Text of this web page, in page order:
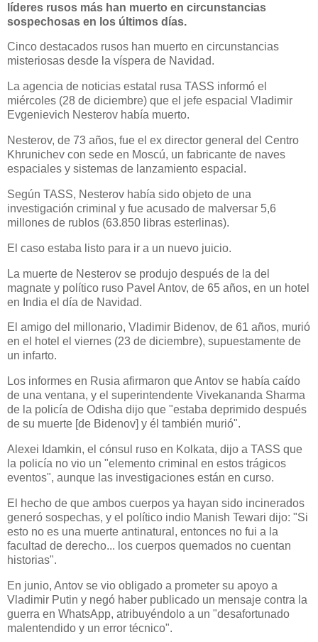
líderes rusos más han muerto en circunstancias
sospechosas en los últimos días.
Cinco destacados rusos han muerto en circunstancias
misteriosas desde la víspera de Navidad.
La agencia de noticias estatal rusa TASS informó el
miércoles (28 de diciembre) que el jefe espacial Vladimir
Evgenievich Nesterov había muerto.
Nesterov, de 73 años, fue el ex director general del Centro
Khrunichev con sede en Moscú, un fabricante de naves
espaciales y sistemas de lanzamiento espacial.
Según TASS, Nesterov había sido objeto de una
investigación criminal y fue acusado de malversar 5,6
millones de rublos (63.850 libras esterlinas).
El caso estaba listo para ir a un nuevo juicio.
La muerte de Nesterov se produjo después de la del
magnate y político ruso Pavel Antov, de 65 años, en un hotel
en India el día de Navidad.
El amigo del millonario, Vladimir Bidenov, de 61 años, murió
en el hotel el viernes (23 de diciembre), supuestamente de
un infarto.
Los informes en Rusia afirmaron que Antov se había caído
de una ventana, y el superintendente Vivekananda Sharma
de la policía de Odisha dijo que "estaba deprimido después
de su muerte [de Bidenov] y él también murió".
Alexei Idamkin, el cónsul ruso en Kolkata, dijo a TASS que
la policía no vio un "elemento criminal en estos trágicos
eventos", aunque las investigaciones están en curso.
El hecho de que ambos cuerpos ya hayan sido incinerados
generó sospechas, y el político indio Manish Tewari dijo: "Si
esto no es una muerte antinatural, entonces no fui a la
facultad de derecho... los cuerpos quemados no cuentan
historias".
En junio, Antov se vio obligado a prometer su apoyo a
Vladimir Putin y negó haber publicado un mensaje contra la
guerra en WhatsApp, atribuyéndolo a un "desafortunado
malentendido y un error técnico".